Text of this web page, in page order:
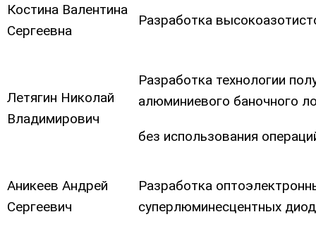
Костина Валентина
Сергеевна
Разработка
Летягин Николай
Владимирович
Разработка технологии
алюминиевого баночного
без использования
Аникеев Андрей
Сергеевич
Разработка
суперлюминесцентных